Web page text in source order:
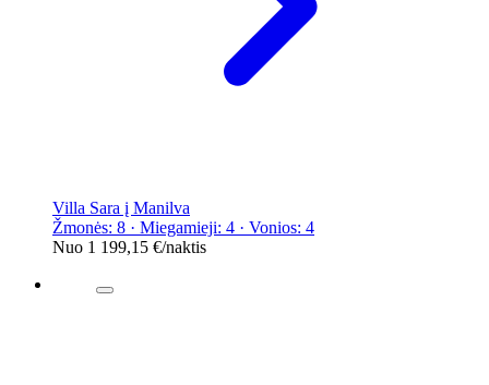
Villa Sara į Manilva
Žmonės: 8 · Miegamieji: 4 · Vonios: 4
Nuo 1 199,15 €/naktis